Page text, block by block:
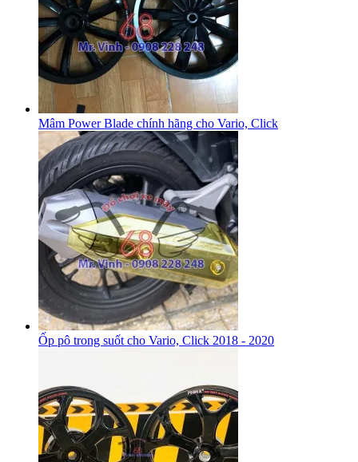
Mâm Power Blade chính hãng cho Vario, Click
Ốp pô trong suốt cho Vario, Click 2018 - 2020